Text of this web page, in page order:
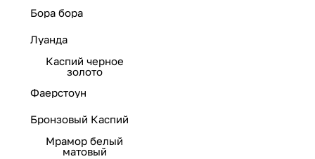
Бора бора
Луанда
Каспий черное
золото
Фаерстоун
Бронзовый Каспий
Мрамор белый
матовый